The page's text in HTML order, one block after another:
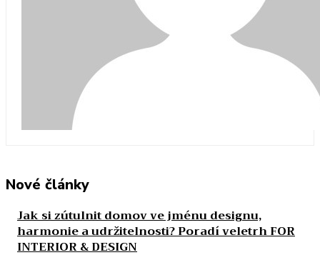
Nové články
Jak si zútulnit domov ve jménu designu,
harmonie a udržitelnosti? Poradí veletrh FOR
INTERIOR & DESIGN